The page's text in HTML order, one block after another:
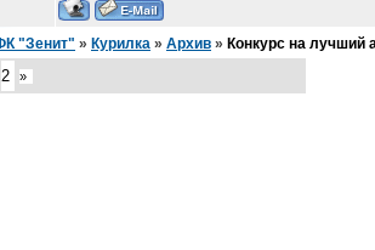
"Зенит" » Курилка » Архив » Конкурс на лучший
2 »